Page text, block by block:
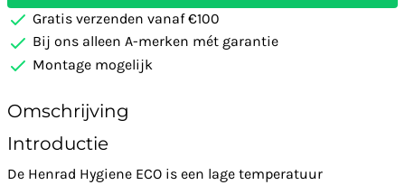
Gratis verzenden vanaf €100
Bij ons alleen A-merken mét garantie
Montage mogelijk
Omschrijving
Introductie
De Henrad Hygiene ECO is een lage temperatuur